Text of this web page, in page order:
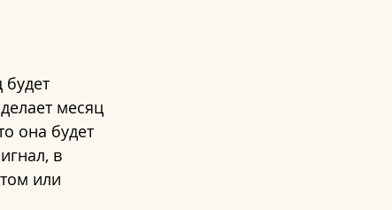
месяц
она будет
в
или